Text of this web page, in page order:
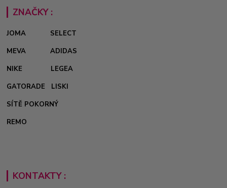
ZNAČKY :
JOMA
SELECT
MEVA
ADIDAS
NIKE
LEGEA
GATORADE
LISKI
SÍTĚ POKORNÝ
REMO
KONTAKTY :